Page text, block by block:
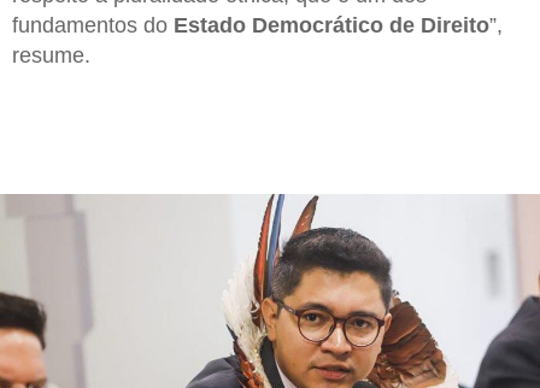
fundamentos do Estado Democrático de Direito”,
resume.